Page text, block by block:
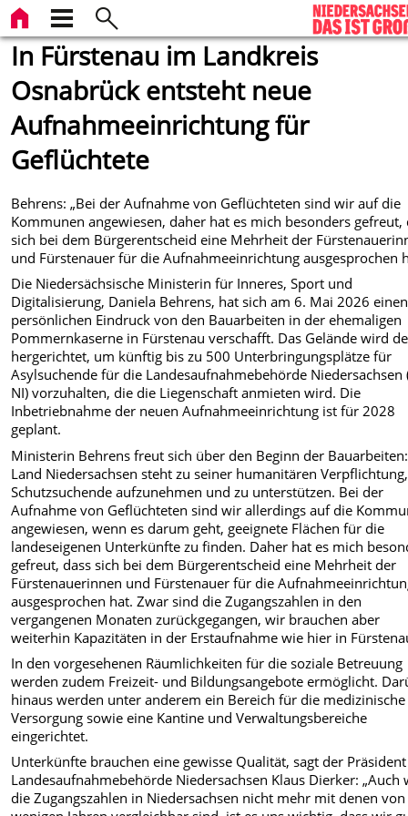
In Fürstenau im Landkreis
Osnabrück entsteht neue
Aufnahmeeinrichtung für
Geflüchtete
Behrens:„Bei der Aufnahme von Geflüchteten sind wir auf die
Kommunen angewiesen, daher hat es mich besonders gefreut,
sich bei dem Bürgerentscheid eine Mehrheit der
und Fürstenauer für die Aufnahmeeinrichtung ausgesprochen
Die Niedersächsische Ministerin für Inneres, Sport und
Digitalisierung, Daniela Behrens, hat sich am 6. Mai 2026 einen
persönlichen Eindruck von den Bauarbeiten in der ehemaligen
Pommernkaserne in Fürstenau verschafft. Das Gelände wird
hergerichtet, um künftig bis zu 500 Unterbringungsplätze für
Asylsuchende für die Landesaufnahmebehörde Niedersachsen
NI) vorzuhalten, die die Liegenschaft anmieten wird. Die
Inbetriebnahme der neuen Aufnahmeeinrichtung ist für 2028
geplant.
Ministerin Behrens freut sich über den Beginn der
Land Niedersachsen steht zu seiner humanitären Verpflichtung,
Schutzsuchende aufzunehmen und zu unterstützen. Bei der
Aufnahme von Geflüchteten sind wir allerdings auf die
angewiesen, wenn es darum geht, geeignete Flächen für die
landeseigenen Unterkünfte zu finden. Daher hat es mich
gefreut, dass sich bei dem Bürgerentscheid eine Mehrheit der
Fürstenauerinnen und Fürstenauer für die
ausgesprochen hat. Zwar sind die Zugangszahlen in den
vergangenen Monaten zurückgegangen, wir brauchen aber
weiterhin Kapazitäten in der Erstaufnahme wie hier in
In den vorgesehenen Räumlichkeiten für die soziale Betreuung
werden zudem Freizeit- und Bildungsangebote ermöglicht.
hinaus werden unter anderem ein Bereich für die medizinische
Versorgung sowie eine Kantine und Verwaltungsbereiche
eingerichtet.
Unterkünfte brauchen eine gewisse Qualität, sagt der
Landesaufnahmebehörde Niedersachsen Klaus Dierker: „Auch
die Zugangszahlen in Niedersachsen nicht mehr mit denen